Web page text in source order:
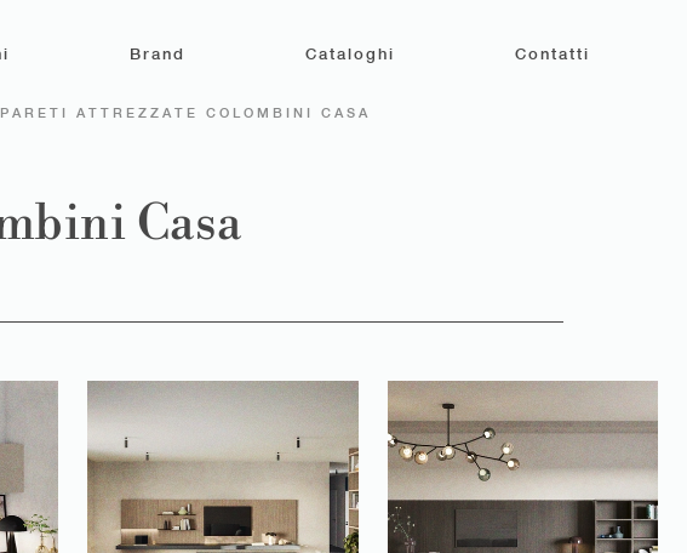
Brand Cataloghi Contatti
PARETI ATTREZZATE COLOMBINI CASA
Casa